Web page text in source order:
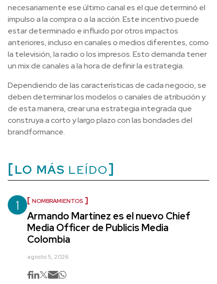
necesariamente ese último canal es el que determinó el
impulso a la compra o a la acción. Este incentivo puede
estar determinado e influido por otros impactos
anteriores, incluso en canales o medios diferentes, como
la televisión, la radio o los impresos. Esto demanda tener
un mix de canales a la hora de definir la estrategia.
Dependiendo de las características de cada negocio, se
deben determinar los modelos o canales de atribución y
de esta manera, crear una estrategia integrada que
construya a corto y largo plazo con las bondades del
brandformance.
LO MÁS LEÍDO
1 NOMBRAMIENTOS
Armando Martínez es el nuevo Chief
Media Officer de Publicis Media
Colombia
agosto 5, 2026